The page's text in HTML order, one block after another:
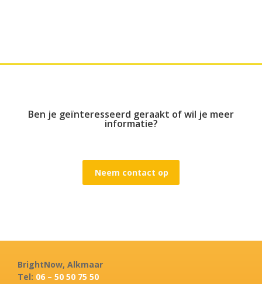
Ben je geïnteresseerd geraakt of wil je meer
informatie?
Neem contact op
BrightNow, Alkmaar
Tel: 06 – 50 50 75 50